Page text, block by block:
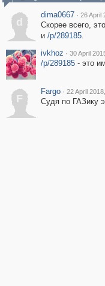
d
dima0667 · 26 April
Скорее всего,
и /p/289185.
ivkhoz · 30 April
/p/289185- это
F
Fargo · 22 April
Судя по ГАЗику